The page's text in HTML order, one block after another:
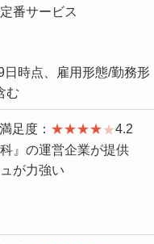
番サービス
時点、雇用形態/勤務形
む
満足度： ★★★★★4.2
』の運営企業が提供
が力強い